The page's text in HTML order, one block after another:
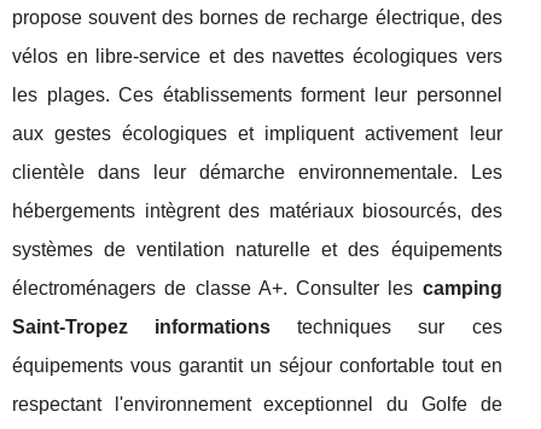
propose souvent des bornes de recharge électrique, des
vélos en libre-service et des navettes écologiques vers
les plages. Ces établissements forment leur personnel
aux gestes écologiques et impliquent activement leur
clientèle dans leur démarche environnementale. Les
hébergements intègrent des matériaux biosourcés, des
systèmes de ventilation naturelle et des équipements
électroménagers de classe A+. Consulter les camping
Saint-Tropez informations techniques sur ces
équipements vous garantit un séjour confortable tout en
respectant l'environnement exceptionnel du Golfe de